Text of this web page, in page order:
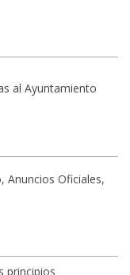
al Ayuntamiento
Anuncios Oficiales,
principios